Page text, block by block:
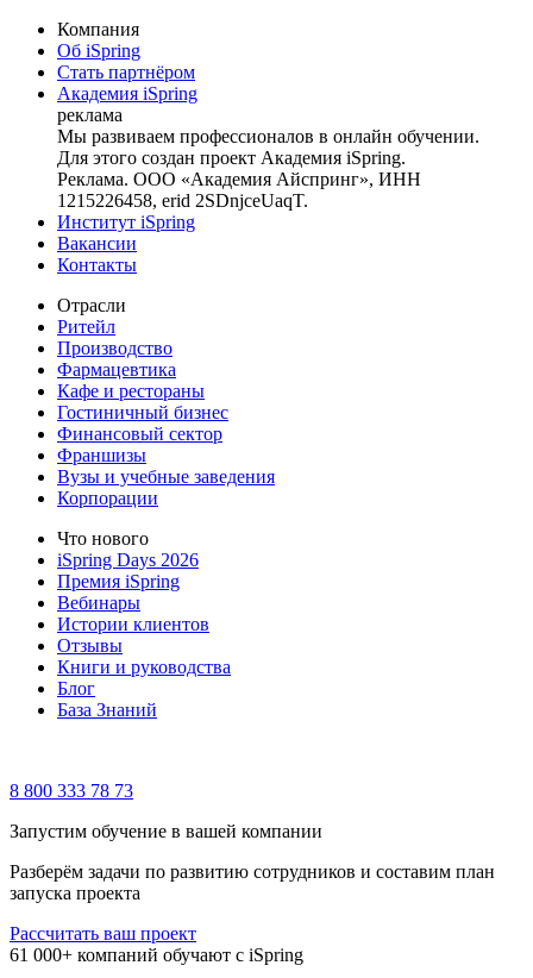
Компания
Об iSpring
Стать партнёром
Академия iSpring
реклама
Мы развиваем профессионалов в онлайн обучении.
Для этого создан проект Академия iSpring.
Реклама. ООО «Академия Айспринг», ИНН
1215226458, erid 2SDnjceUaqT.
Институт iSpring
Вакансии
Контакты
Отрасли
Ритейл
Производство
Фармацевтика
Кафе и рестораны
Гостиничный бизнес
Финансовый сектор
Франшизы
Вузы и учебные заведения
Корпорации
Что нового
iSpring Days 2026
Премия iSpring
Вебинары
Истории клиентов
Отзывы
Книги и руководства
Блог
База Знаний
8 800 333 78 73
Запустим обучение в вашей компании
Разберём задачи по развитию сотрудников и составим план
запуска проекта
Рассчитать ваш проект
61 000+ компаний обучают с iSpring